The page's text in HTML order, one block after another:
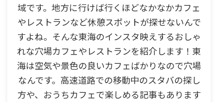
域です。地方に行けば行くほどなかなかカフェ
やレストランなど休憩スポットが探せないんで
すよね。そんな東海のインスタ映えするおしゃ
れな穴場カフェやレストランを紹介します！東
海は空気や景色の良いカフェばかりなので穴場
なんです。高速道路での移動中のスタバの探し
方や、おうちカフェで楽しめる記事もあります